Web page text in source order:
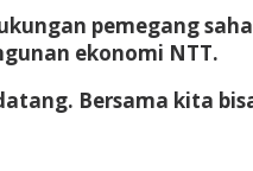
pemegang
ekonomi NTT.
Bersama kita